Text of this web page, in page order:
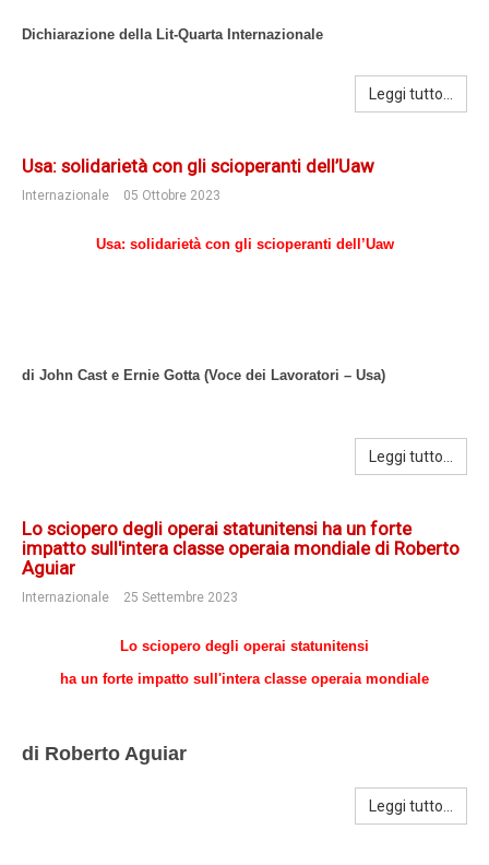
Dichiarazione della Lit-Quarta Internazionale
Leggi tutto...
Usa: solidarietà con gli scioperanti dell’Uaw
Internazionale 05 Ottobre 2023
Usa: solidarietà con gli scioperanti dell’Uaw
di John Cast e Ernie Gotta (Voce dei Lavoratori – Usa)
Leggi tutto...
Lo sciopero degli operai statunitensi ha un forte
impatto sull'intera classe operaia mondiale di Roberto
Aguiar
Internazionale 25 Settembre 2023
Lo sciopero degli operai statunitensi
ha un forte impatto sull'intera classe operaia mondiale
di Roberto Aguiar
Leggi tutto...